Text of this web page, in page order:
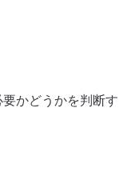
かどうかを判断す